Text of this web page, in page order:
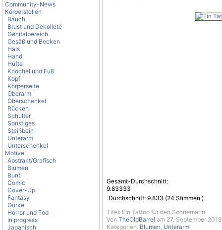
Community-News
Körperstellen
Bauch
Brust und Dekolleté
Genitalbereich
Gesäß und Becken
Hals
Hand
Hüfte
Knöchel und Fuß
Kopf
Körperseite
Oberarm
Oberschenkel
Rücken
Schulter
Sonstiges
Steißbein
Unterarm
Unterschenkel
Motive
Abstrakt/Grafisch
Blumen
Bunt
Comic
Cover-Up
Fantasy
Gurke
Horror und Tod
in progress
Japanisch
Gesamt-Durchschnitt:
9.83333
Durchschnitt: 9.833 (24 Stimmen )
Titel: Ein Tattoo für den Sohnemann
Von TheOldBarrel am 27. September
Kategorien: Blumen, Unterarm